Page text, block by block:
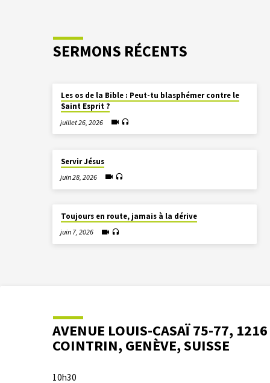
SERMONS RÉCENTS
Les os de la Bible : Peut-tu blasphémer contre le
Saint Esprit ?
juillet 26, 2026
Servir Jésus
juin 28, 2026
Toujours en route, jamais à la dérive
juin 7, 2026
AVENUE LOUIS-CASAÏ 75-77, 1216
COINTRIN, GENÈVE, SUISSE
10h30